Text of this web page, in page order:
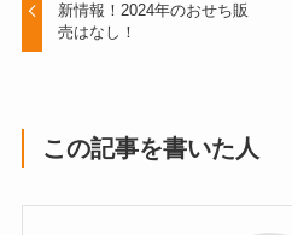
新情報！2024年のおせち販
売はなし！
この記事を書いた人